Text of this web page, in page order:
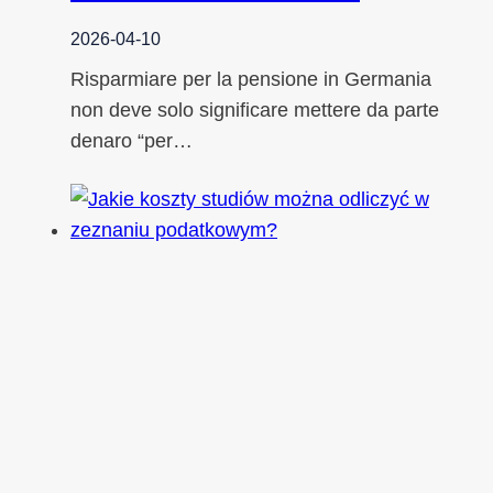
2026-04-10
Risparmiare per la pensione in Germania
non deve solo significare mettere da parte
denaro “per…